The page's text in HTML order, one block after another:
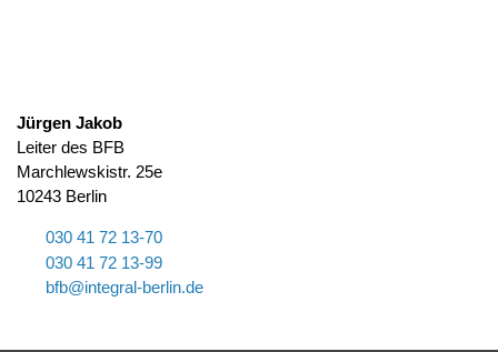
Jürgen Jakob
Leiter des BFB
Marchlewskistr. 25e
10243 Berlin
030 41 72 13-70
030 41 72 13-99
bfb
nt gr l-b rl n d